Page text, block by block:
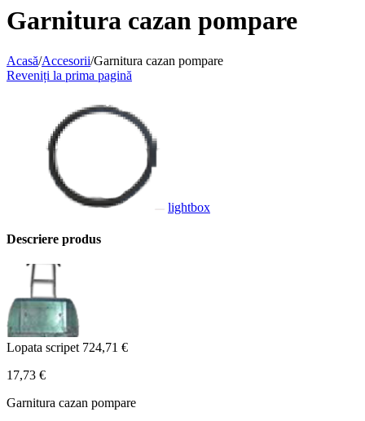
Garnitura cazan pompare
Acasă/Accesorii/Garnitura cazan pompare
Reveniți la prima pagină
lightbox
Descriere produs
Lopata scripet 724,71 €
17,73 €
Garnitura cazan pompare